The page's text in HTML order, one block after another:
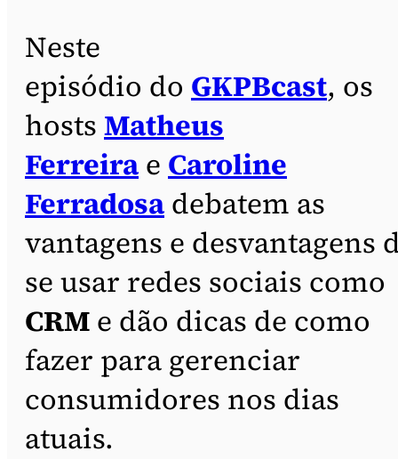
Neste
episódio do GKPBcast, os
hosts Matheus
Ferreirae Caroline
Ferradosadebatem as
vantagens e desvantagens
se usar redes sociais como
CRM e dão dicas de como
fazer para gerenciar
consumidores nos dias
atuais.